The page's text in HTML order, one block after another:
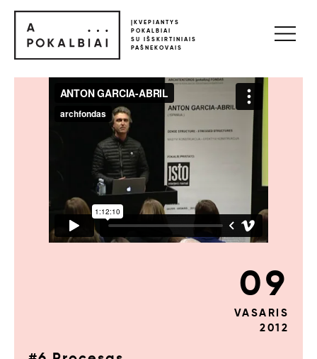
ĮKVEPIANTYS
POKALBIAI
SU IŠSKIRTINIAIS
PAŠNEKOVAIS
09
VASARIS
2012